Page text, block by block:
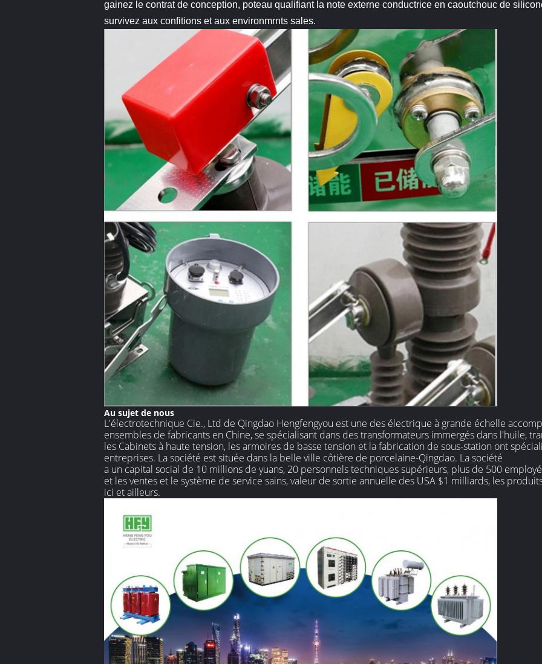
gainez le contrat de conception, poteau qualifiant la note externe conductrice en caoutchouc de
survivez aux confitions et aux environmrnts sales.
Au sujet de nous
L'électrotechnique Cie., Ltd de Qingdao Hengfengyou est une des électrique à grande échelle
ensembles de fabricants en Chine, se spécialisant dans des transformateurs immergés dans l'huile,
les Cabinets à haute tension, les armoires de basse tension et la fabrication de sous-station ont
entreprises. La société est située dans la belle ville côtière de porcelaine-Qingdao. La société
a un capital social de 10 millions de yuans, 20 personnels techniques supérieurs, plus de 500
et les ventes et le système de service sains, valeur de sortie annuelle des USA $1 milliards, les
ici et ailleurs.